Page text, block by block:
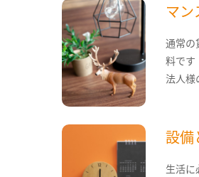
マン
通常の
料です
法人様
設備
生活に